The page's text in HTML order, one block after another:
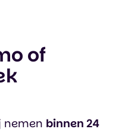
of
nemen binnen 24